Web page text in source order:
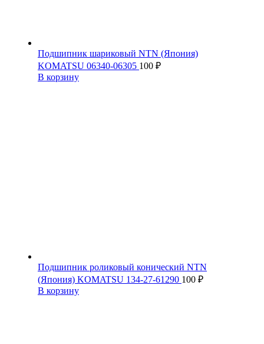
Подшипник шариковый NTN (Япония)
KOMATSU 06340-06305 100 ₽
В корзину
Подшипник роликовый конический NTN
(Япония) KOMATSU 134-27-61290 100 ₽
В корзину